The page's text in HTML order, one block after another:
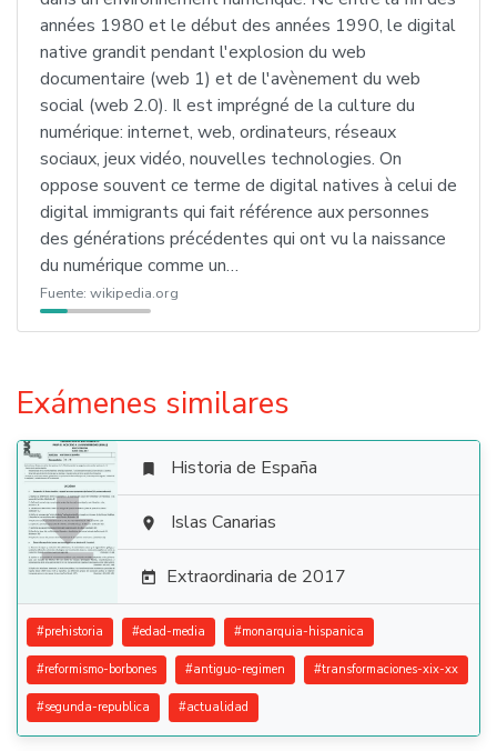
années 1980 et le début des années 1990, le digital
native grandit pendant l'explosion du web
documentaire (web 1) et de l'avènement du web
social (web 2.0). Il est imprégné de la culture du
numérique: internet, web, ordinateurs, réseaux
sociaux, jeux vidéo, nouvelles technologies. On
oppose souvent ce terme de digital natives à celui de
digital immigrants qui fait référence aux personnes
des générations précédentes qui ont vu la naissance
du numérique comme un…
Fuente: wikipedia.org
Exámenes similares

 Historia de España
 Islas Canarias
 Extraordinaria de 2017
#prehistoria #edad-media #monarquia-hispanica
#reformismo-borbones #antiguo-regimen #transformaciones-xix-xx
#segunda-republica #actualidad